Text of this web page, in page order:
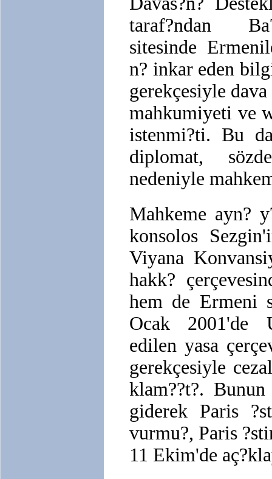
taraf?ndan
sitesinde
n? inkar eden
gerekçesiyle
mahkumiyeti ve
istenmi?ti. Bu
diplomat,
nedeniyle
Mahkeme ayn?
konsolos
Viyana
hakk?
hem de Ermeni
Ocak 2001'de
edilen yasa
gerekçesiyle
klam??t?.
giderek Paris
vurmu?, Paris
11 Ekim'de